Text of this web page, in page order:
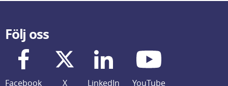
Följ oss
Facebook X LinkedIn
YouTube